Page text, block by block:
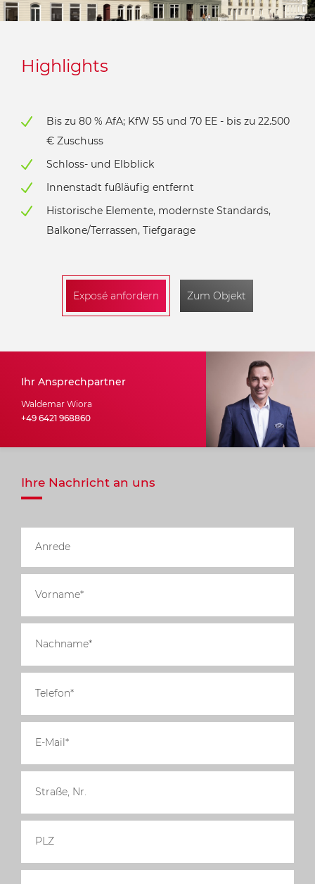
Highlights
Bis zu 80 % AfA; KfW 55 und 70 EE - bis zu 22.500
€ Zuschuss
Schloss- und Elbblick
Innenstadt fußläufig entfernt
Historische Elemente, modernste Standards,
Balkone/Terrassen, Tiefgarage
Exposé anfordern Zum Objekt
Ihr Ansprechpartner
Waldemar Wiora
+49 6421 968860
Ihre Nachricht an uns